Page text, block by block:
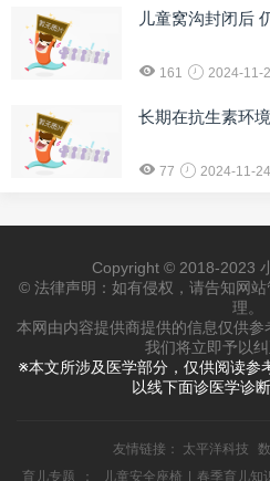
儿童窝沟封闭后
161 2024-11-
长期在抗生素环
77 2024-11-24
Copyright © 2018-2023
© 法律声明：如有侵权，请告知网
理。
本网由内容提供商提供的信息仅供
我们将立即予以纠
※本文所涉及医学部分，仅供阅读参
以线下面诊医学诊
友情链接： 太平洋科技
育儿专题
： 儿童安全座椅 春季育儿知